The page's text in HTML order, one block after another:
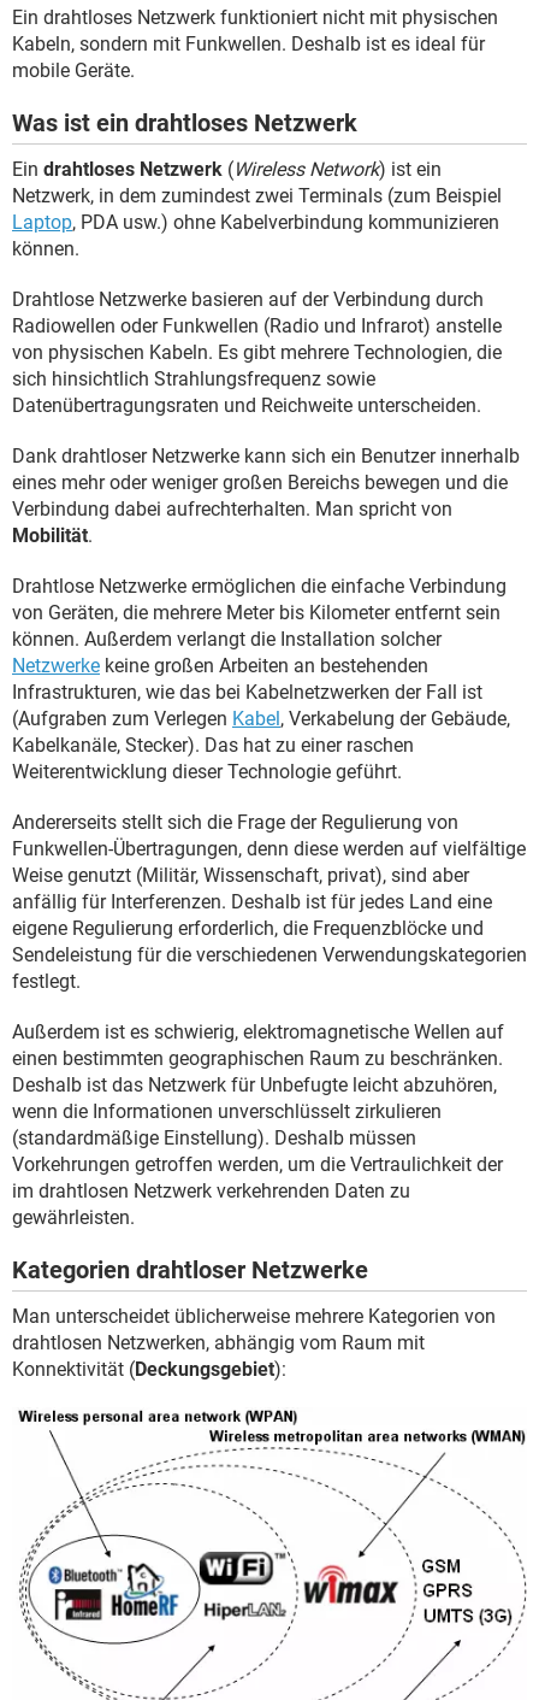
FACEBOOK HARDWARE
Ein drahtloses Netzwerk funktioniert nicht mit physischen
Kabeln, sondern mit Funkwellen. Deshalb ist es ideal für
mobile Geräte.
Was ist ein drahtloses Netzwerk
Ein drahtloses Netzwerk (Wireless Network) ist ein
Netzwerk, in dem zumindest zwei Terminals (zum Beispiel
Laptop, PDA usw.) ohne Kabelverbindung kommunizieren
können.
Drahtlose Netzwerke basieren auf der Verbindung durch
Radiowellen oder Funkwellen (Radio und Infrarot) anstelle
von physischen Kabeln. Es gibt mehrere Technologien, die
sich hinsichtlich Strahlungsfrequenz sowie
Datenübertragungsraten und Reichweite unterscheiden.
Dank drahtloser Netzwerke kann sich ein Benutzer innerhalb
eines mehr oder weniger großen Bereichs bewegen und die
Verbindung dabei aufrechterhalten. Man spricht von
Mobilität.
Drahtlose Netzwerke ermöglichen die einfache Verbindung
von Geräten, die mehrere Meter bis Kilometer entfernt sein
können. Außerdem verlangt die Installation solcher
Netzwerke keine großen Arbeiten an bestehenden
Infrastrukturen, wie das bei Kabelnetzwerken der Fall ist
(Aufgraben zum Verlegen Kabel, Verkabelung der Gebäude,
Kabelkanäle, Stecker). Das hat zu einer raschen
Weiterentwicklung dieser Technologie geführt.
Andererseits stellt sich die Frage der Regulierung von
Funkwellen-Übertragungen, denn diese werden auf vielfältige
Weise genutzt (Militär, Wissenschaft, privat), sind aber
anfällig für Interferenzen. Deshalb ist für jedes Land eine
eigene Regulierung erforderlich, die Frequenzblöcke und
Sendeleistung für die verschiedenen Verwendungskategorien
festlegt.
Außerdem ist es schwierig, elektromagnetische Wellen auf
einen bestimmten geographischen Raum zu beschränken.
Deshalb ist das Netzwerk für Unbefugte leicht abzuhören,
wenn die Informationen unverschlüsselt zirkulieren
(standardmäßige Einstellung). Deshalb müssen
Vorkehrungen getroffen werden, um die Vertraulichkeit der
im drahtlosen Netzwerk verkehrenden Daten zu
gewährleisten.
Kategorien drahtloser Netzwerke
Man unterscheidet üblicherweise mehrere Kategorien von
drahtlosen Netzwerken, abhängig vom Raum mit
Konnektivität (Deckungsgebiet):